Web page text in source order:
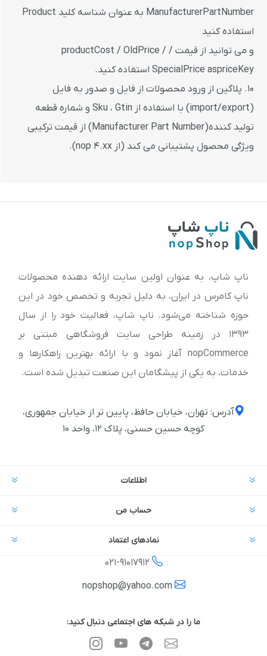
ManufacturerPartNumber به عنوان شناسه کلید Product
استفاده کنید
و می توانید از قیمت / productCost / OldPrice /
SpecialPrice aspriceKey استفاده کنید.
10. پلاگین از ورود محصولات از فایل و صدور به فایل
(import/export) با استفاده از Sku ، Gtin و شماره قطعه
تولید کننده(Manufacturer Part Number) از قیمت ترکیبی
ویژگی محصول پشتیبانی می کند (از nop 4.xx).
ناپ شاپ، به عنوان اولین سایت ارائه‌ دهنده محصولات
ناپ کامرس در ایران، به دلیل تجربه و تخصص خود در این
حوزه شناخته می‌شود. ناپ شاپ، فعالیت خود را از سال
1393 در زمینه طراحی سایت فروشگاهی مبتنی بر
nopCommerce آغاز نمود و با ارائه بهترین راهکارها و
خدمات، به یکی از پیشگامان این صنعت تبدیل شده است.
آدرس: تهران، خیابان حافظ، پایین تر از خیابان جمهوری،
کوچه حسین حسنی، پلاک ۱۲، واحد ۱۰
اطلاعات
حساب من
نمادهای اعتماد
021-91017912
ما را در شبکه های اجتماعی دنبال کنید: